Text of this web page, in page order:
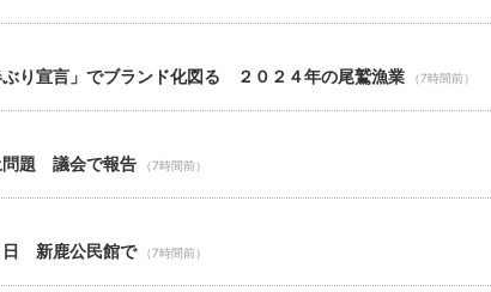
り宣言」でブランド化図る ２０２４年の尾鷲漁業 （7時間前）
題 議会で報告 （7時間前）
日 新鹿公民館で （7時間前）